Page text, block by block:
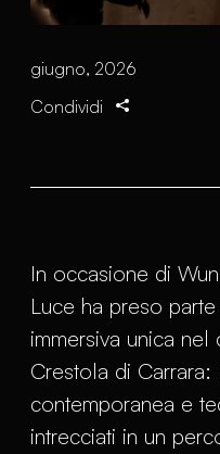
giugno, 2026
Condividi
In occasione di
Luce ha preso parte
immersiva unica
Crestola di Carrara:
contemporanea e
intrecciati in un